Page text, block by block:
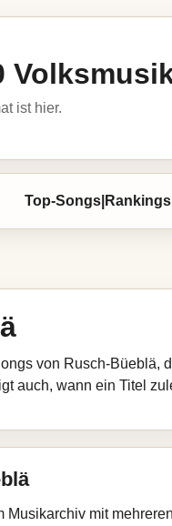
ist hier.
Top-Songs|Rankings
von Rusch-Büeblä,
auch, wann ein Titel
Musikarchiv mit